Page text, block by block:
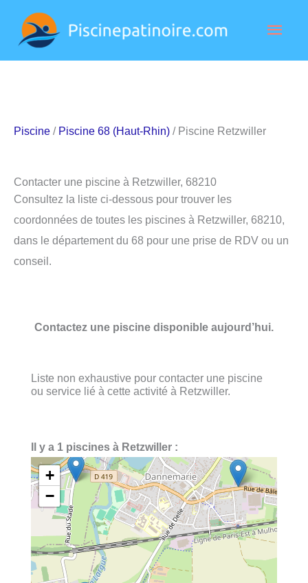
contenu
Piscine / Piscine 68 (Haut-Rhin) / Piscine Retzwiller
Contacter une piscine à Retzwiller, 68210
Consultez la liste ci-dessous pour trouver les
coordonnées de toutes les piscines à Retzwiller, 68210,
dans le département du 68 pour une prise de RDV ou un
conseil.
Contactez une piscine disponible aujourd’hui.
Liste non exhaustive pour contacter une piscine
ou service lié à cette activité à Retzwiller.
Il y a 1 piscines à Retzwiller :
+
−